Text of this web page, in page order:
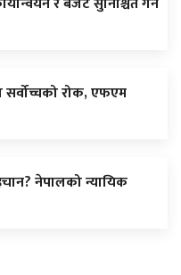
सर्वोच्चको रोक, एफएम
नेपालको न्यायिक